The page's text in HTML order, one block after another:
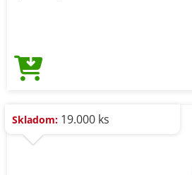
Skladom: 19.000 ks